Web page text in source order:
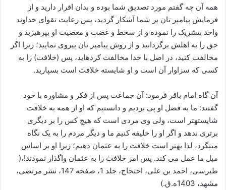
همه آن چه گفتم مورد تصدیق شما بوده و بدان اقرار دارید و از
فرمایش پیامبر تان بر شما آشکار گردید، پس رعایت تقوای خداوند
واحد بى‏شریک را نموده و از سخط و غضب و معصیت او بپرهیزید و
حق را به اهلش برگردانید و از روش پیامبر تان پیروی نمایید؛ زیرا اگر
مخالفت کنید، در اصل با خدا مخالفت کرده‏اید، پس (خلافت) را به
کسى که سزاوار آن است و او شایسته خلافت است بسپارید.
آن گاه امام باقر فرمود: آن جماعت پس از فکر و مشاوره با خود
گفتند: ما به فضل او پى بردیم و دانستیم که او از همه به خلافت
شایسته‏تر است، ولى وی مردی است که هیچ کس را بر دیگرى
برتری ندهد و اگر او را خلیفه کنیم ما و دیگر مردم را به یک نگاه
مى‏نگرد، لذا بهتر است خلافت را به عثمان دهیم؛ زیرا او بر اساس
میل ما عمل می کند. پس امر خلافت را به عثمان واگذار نمودند!،(
طبرسی، احمد بن علی، احتجاج، جلد 1، صفحه 147، نشر مرتضی،
مشهد، 1403ه.ق.)